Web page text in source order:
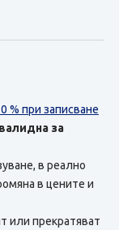
% при записване
валидна за
в реално
в цените и
или прекратяват